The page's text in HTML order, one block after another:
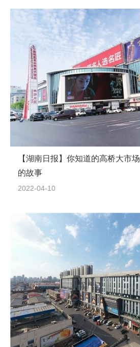
【湖南日报】你知道的高桥大市
的故事
2022-04-10